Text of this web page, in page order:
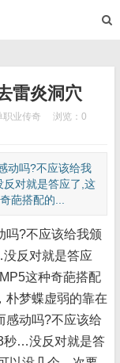
雷炎洞穴
职业传奇
浏览：0
吗?不应该给我
对就是答应了,这
葩搭配的...
?不应该给我颁
反对就是答应
这种奇葩搭配
朴梦蝶虚弱的靠在
感动吗?不应该给
秒…没反对就是答